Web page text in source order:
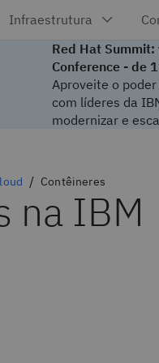
Red Hat
Conference - de
Aproveite o
com líderes da
modernizar e
Contêineres
na IBM